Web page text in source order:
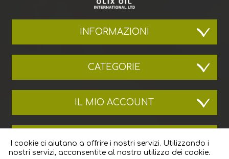
INFORMAZIONI
CATEGORIE
IL MIO ACCOUNT
L'AZIENDA
I cookie ci aiutano a offrire i nostri servizi. Utilizzando i
nostri servizi, acconsentite al nostro utilizzo dei cookie.